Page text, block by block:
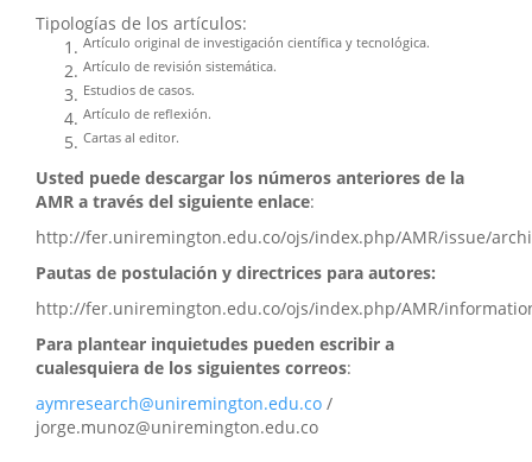
Tipologías de los artículos:
Artículo original de investigación científica y tecnológica.
Artículo de revisión sistemática.
Estudios de casos.
Artículo de reflexión.
Cartas al editor.
Usted puede descargar los números anteriores de la
AMR a través del siguiente enlace:
http://fer.uniremington.edu.co/ojs/index.php/AMR/issue/
Pautas de postulación y directrices para autores:
http://fer.uniremington.edu.co/ojs/index.php/AMR/
Para plantear inquietudes pueden escribir a
cualesquiera de los siguientes correos:
aymresearch@uniremington.edu.co /
jorge.munoz@uniremington.edu.co